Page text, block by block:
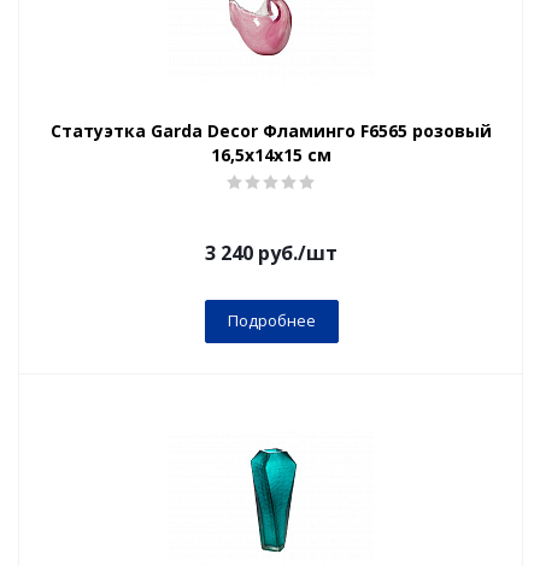
Статуэтка Garda Decor Фламинго F6565 розовый
16,5х14х15 см
3 240 руб./шт
Подробнее